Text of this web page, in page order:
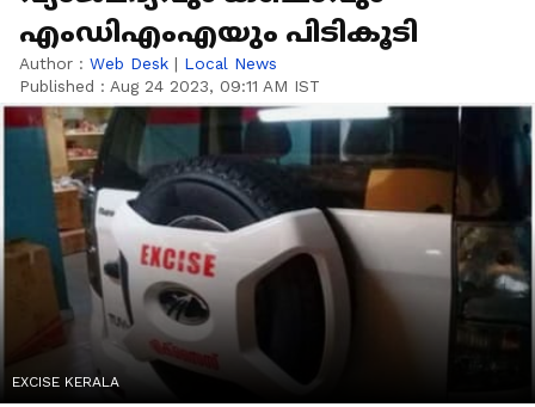
എംഡിഎംഎയും പിടികൂടി
Author : Web Desk | Local News
Published : Aug 24 2023, 09:11 AM IST
EXCISE KERALA